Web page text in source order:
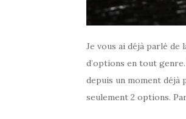
Je vous ai déjà parlé de
d’options en tout
depuis un moment déjà
seulement 2 options.